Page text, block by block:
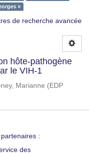
×
de recherche avancée
hôte-pathogène
le VIH-1
Marianne (EDP
:
des